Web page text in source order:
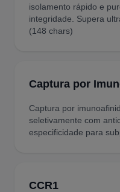
isolamento rápido e
integridade. Supera
(148 chars)
Captura por
Captura por
seletivamente com
especificidade para
CCR1